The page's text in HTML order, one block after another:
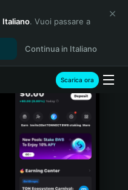
Italiano. Vuoi passare a
Continua in Italiano
Scarica ora